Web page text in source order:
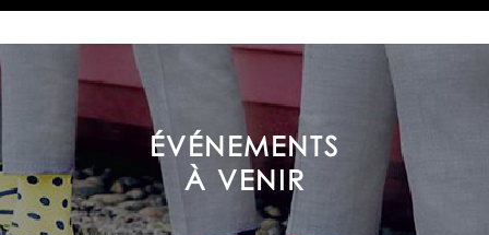
ÉVÉNEMENTS
À VENIR